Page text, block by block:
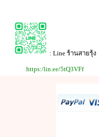
: Line ร้านสายรุ้ง
https:/lin.ee/5tQ3VFf